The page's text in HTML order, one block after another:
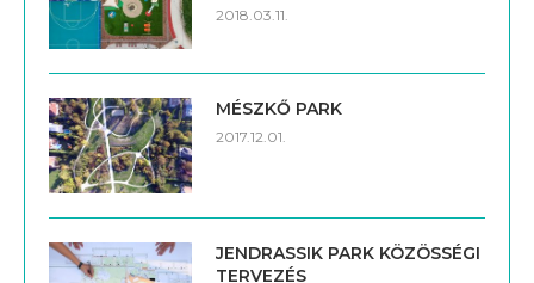
2018.03.11.
MÉSZKŐ PARK
2017.12.01.
JENDRASSIK PARK KÖZÖSSÉGI
TERVEZÉS